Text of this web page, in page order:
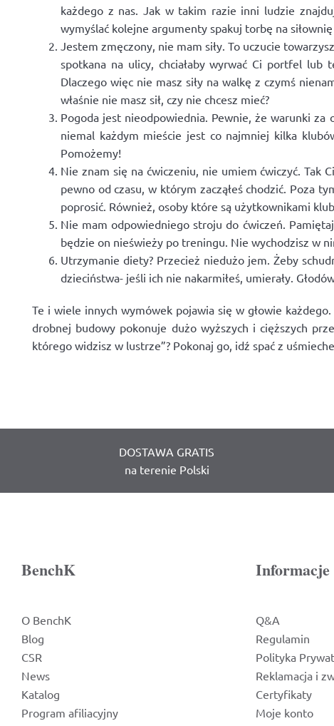
każdego z nas. Jak w takim razie inni ludzie
wymyślać kolejne argumenty spakuj torbę na
Jestem zmęczony, nie mam siły. To uczucie
spotkana na ulicy, chciałaby wyrwać Ci portfel lub
Dlaczego więc nie masz siły na walkę z czymś
właśnie nie masz sił, czy nie chcesz mieć?
Pogoda jest nieodpowiednia. Pewnie, że warunki
niemal każdym mieście jest co najmniej kilka
Pomożemy!
Nie znam się na ćwiczeniu, nie umiem ćwiczyć. Tak
pewno od czasu, w którym zacząłeś chodzić. Poza
poprosić. Również, osoby które są użytkownikami
Nie mam odpowiedniego stroju do ćwiczeń.
będzie on nieświeży po treningu. Nie wychodzisz w
Utrzymanie diety? Przecież niedużo jem. Żeby
dzieciństwa- jeśli ich nie nakarmiłeś, umierały.
Te i wiele innych wymówek pojawia się w głowie
drobnej budowy pokonuje dużo wyższych i cięższych
którego widzisz w lustrze”? Pokonaj go, idź spać z
DOSTAWA GRATIS
na terenie Polski
BenchK
O BenchK
Blog
CSR
News
Katalog
Program afiliacyjny
Informacje
Q&A
Regulamin
Polityka
Reklamacja i
Certyfikaty
Moje konto